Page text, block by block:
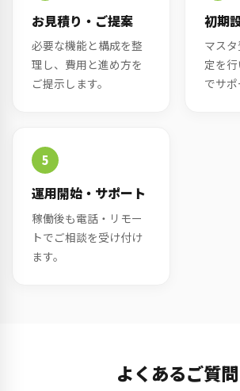
お見積り・ご提案
必要な機能と構成を整
理し、費用と進め方を
ご提示します。
初期
マス
定を
でサポ
5
運用開始・サポート
稼働後も電話・リモー
トでご相談を受け付け
ます。
よくあるご質問